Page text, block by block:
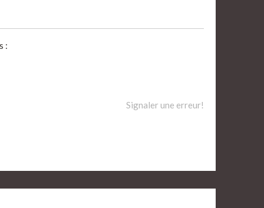
:
Signaler une erreur!